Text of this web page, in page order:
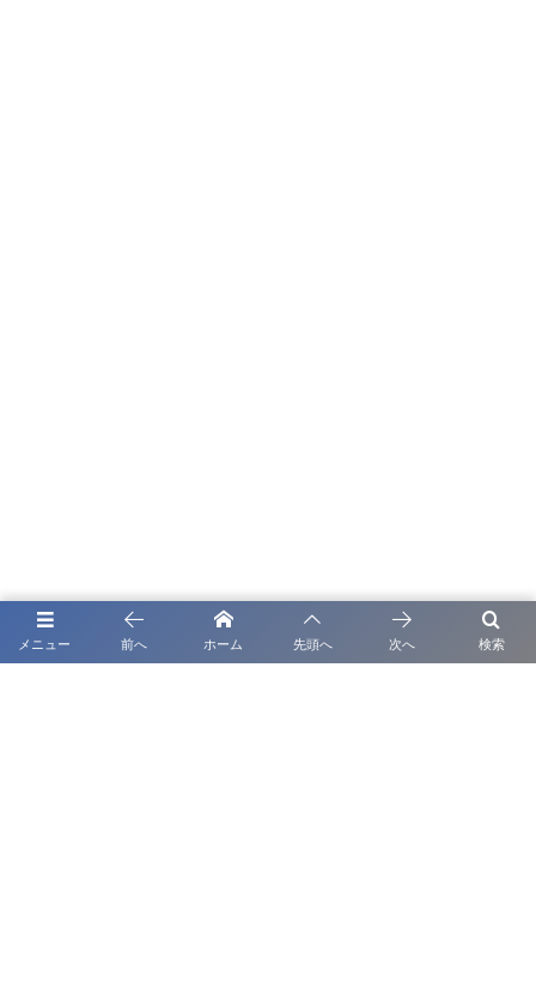
メニュー 検索
前へ ホーム 先頭へ 次へ